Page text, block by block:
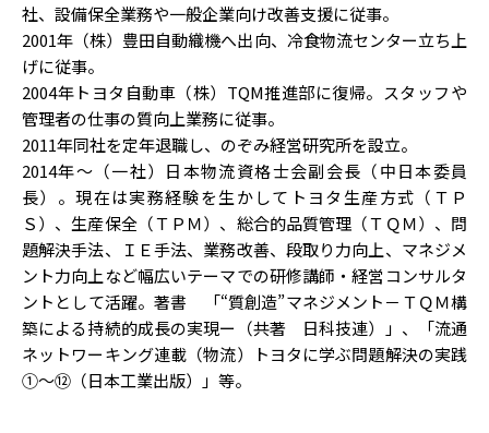
社、設備保全業務や一般企業向け改善支援に従事。
2001年（株）豊田自動織機へ出向、冷食物流センター立ち上
げに従事。
2004年トヨタ自動車（株）TQM推進部に復帰。スタッフや
管理者の仕事の質向上業務に従事。
2011年同社を定年退職し、のぞみ経営研究所を設立。
2014年～（一社）日本物流資格士会副会長（中日本委員
長）。現在は実務経験を生かしてトヨタ生産方式（ＴＰ
Ｓ）、生産保全（ＴＰＭ）、総合的品質管理（ＴＱＭ）、問
題解決手法、ＩＥ手法、業務改善、段取り力向上、マネジメ
ント力向上など幅広いテーマでの研修講師・経営コンサルタ
ントとして活躍。著書 「“質創造”マネジメント－ＴＱＭ構
築による持続的成長の実現ー（共著 日科技連）」、「流通
ネットワーキング連載（物流）トヨタに学ぶ問題解決の実践
①～⑫（日本工業出版）」等。